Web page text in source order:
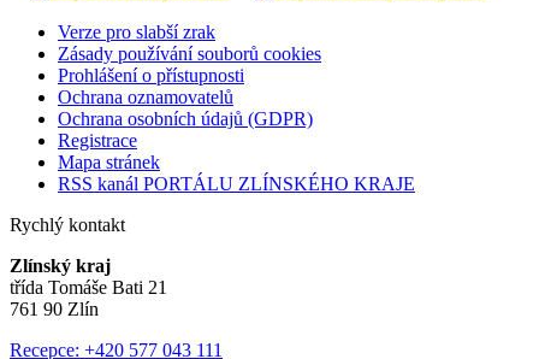
Verze pro slabší zrak
Zásady používání souborů cookies
Prohlášení o přístupnosti
Ochrana oznamovatelů
Ochrana osobních údajů (GDPR)
Registrace
Mapa stránek
RSS kanál PORTÁLU ZLÍNSKÉHO KRAJE
Rychlý kontakt
Zlínský kraj
třída Tomáše Bati 21
761 90 Zlín
Recepce: +420 577 043 111